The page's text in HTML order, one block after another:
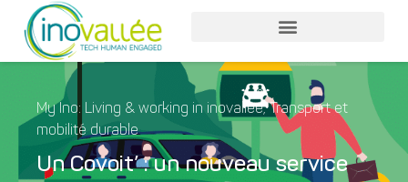
My Ino: Living & working in inovallée,Transport et
mobilité durable
Un Covoit’ : un nouveau service